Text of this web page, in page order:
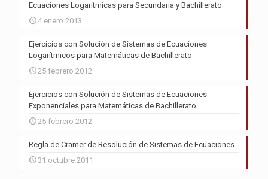
Ecuaciones Logarítmicas para Secundaria y Bachillerato
4 enero 2013
Ejercicios con Solución de Sistemas de Ecuaciones
Logarítmicos para Matemáticas de Bachillerato
25 febrero 2012
Ejercicios con Solución de Sistemas de Ecuaciones
Exponenciales para Matemáticas de Bachillerato
25 febrero 2012
Regla de Cramer de Resolución de Sistemas de Ecuaciones
31 octubre 2011